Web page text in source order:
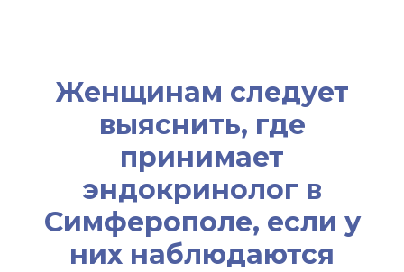
Женщинам следует
выяснить, где
принимает
эндокринолог в
Симферополе, если у
них наблюдаются